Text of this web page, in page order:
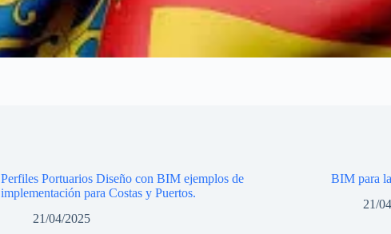
Perfiles Portuarios Diseño con BIM ejemplos de
implementación para Costas y Puertos.
21/04/2025
BIM para
21/